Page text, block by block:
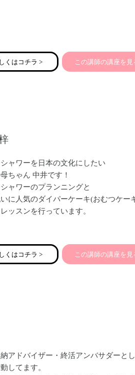
くはコチラ > この講師の講座を見
ャワーを日本の文化にしたい
ちゃん 中井です！
ャワーのプランニングと
に人気のダイパーケーキ(おむつケー
ッスンを行っています。
を授かったことをお祝いする
の文化です。
くはコチラ > この講師の講座を見
アドバイザー・終活アンバサダーと
してます。